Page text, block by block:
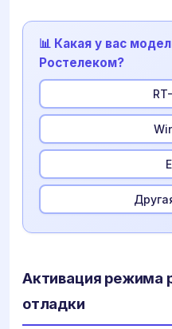
📊 Какая у вас
Ростелеком?
Активация режима
отладки